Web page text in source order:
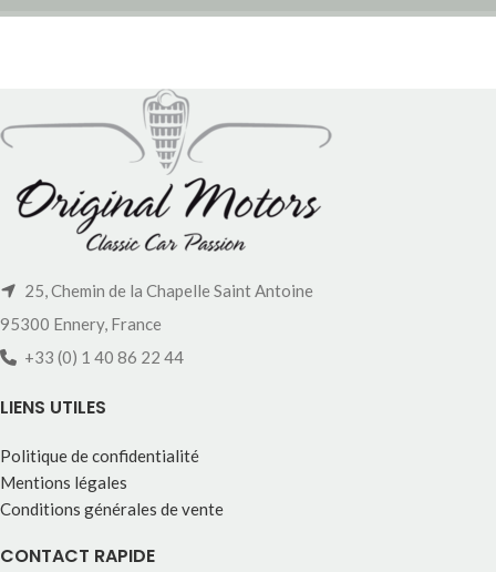
25, Chemin de la Chapelle Saint Antoine
95300 Ennery, France
+33 (0) 1 40 86 22 44
LIENS UTILES
Politique de confidentialité
Mentions légales
Conditions générales de vente
CONTACT RAPIDE